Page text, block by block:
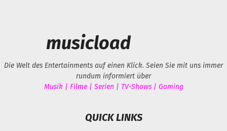
musicload
Die Welt des Entertainments auf einen Klick. Seien Sie mit uns immer
rundum informiert über
Musik | Filme | Serien | TV-Shows | Gaming
QUICK LINKS